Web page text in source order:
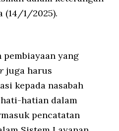
(14/1/2025).
yang
juga harus
kepada nasabah
hatian dalam
pencatatan